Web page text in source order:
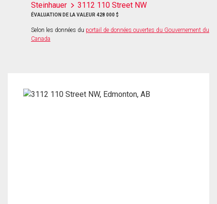
Steinhauer
3112 110 Street NW
ÉVALUATION DE LA VALEUR 428 000 $
Selon les données du portail de données ouvertes du Gouvernement du
Canada